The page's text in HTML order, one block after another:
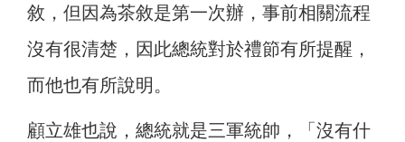
敘，但因為茶敘是第一次辦，事前相關流程
沒有很清楚，因此總統對於禮節有所提醒，
而他也有所說明。
顧立雄也說，總統就是三軍統帥，「沒有什